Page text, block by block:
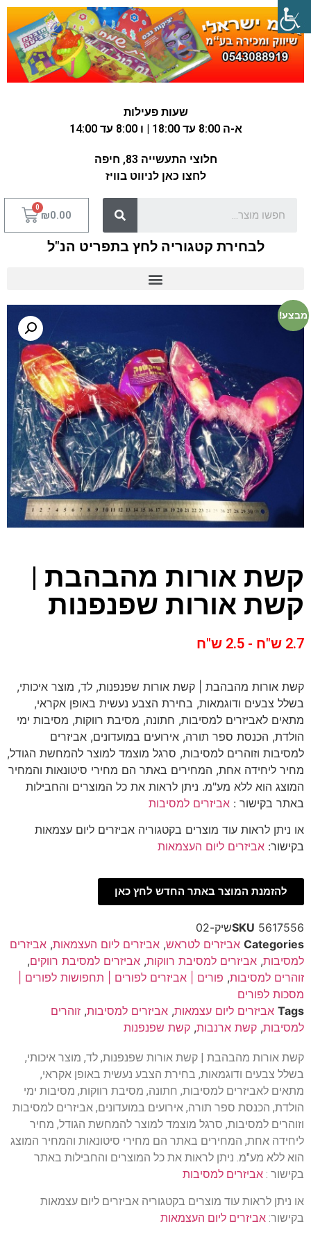
שעות פעילות
א-ה 8:00 עד 18:00 | ו 8:00 עד 14:00
חלוצי התעשייה 83, חיפה
לחצו כאן לניווט בוויז
₪0.00
לבחירת קטגוריה לחץ בתפריט הנ"ל
מבצע!
קשת אורות מהבהבת |
קשת אורות שפנפנות
2.7 ש"ח - 2.5 ש"ח
קשת אורות מהבהבת | קשת אורות שפנפנות, לד, מוצר איכותי,
בשלל צבעים ודוגמאות, בחירת הצבע נעשית באופן אקראי,
מתאים לאביזרים למסיבות, חתונה, מסיבת רווקות, מסיבות ימי
הולדת, הכנסת ספר תורה, אירועים במועדונים, אביזרים
למסיבות וזוהרים למסיבות, סרגל מוצמד למוצר להמחשת הגודל,
מחיר ליחידה אחת, המחירים באתר הם מחירי סיטונאות והמחיר
המוצג הוא ללא מע"מ. ניתן לראות את כל המוצרים והחבילות
באתר בקישור : אביזרים למסיבות
או ניתן לראות עוד מוצרים בקטגוריה אביזרים ליום עצמאות
בקישור: אביזרים ליום העצמאות
להזמנת המוצר באתר החדש לחץ כאן
SKU 5617556שיק-02
Categories אביזרים לטראש, אביזרים ליום העצמאות, אביזרים
למסיבות, אביזרים למסיבת רווקות, אביזרים למסיבת רווקים,
זוהרים למסיבות, פורים | אביזרים לפורים | תחפושות לפורים |
מסכות לפורים
Tags אביזרים ליום עצמאות, אביזרים למסיבות, זוהרים
למסיבות, קשת ארנבות, קשת שפנפנות
קשת אורות מהבהבת | קשת אורות שפנפנות, לד, מוצר איכותי,
בשלל צבעים ודוגמאות, בחירת הצבע נעשית באופן אקראי,
מתאים לאביזרים למסיבות, חתונה, מסיבת רווקות, מסיבות ימי
הולדת, הכנסת ספר תורה, אירועים במועדונים, אביזרים למסיבות
וזוהרים למסיבות, סרגל מוצמד למוצר להמחשת הגודל, מחיר
ליחידה אחת, המחירים באתר הם מחירי סיטונאות והמחיר המוצג
הוא ללא מע"מ. ניתן לראות את כל המוצרים והחבילות באתר
בקישור : אביזרים למסיבות
או ניתן לראות עוד מוצרים בקטגוריה אביזרים ליום עצמאות
בקישור: אביזרים ליום העצמאות